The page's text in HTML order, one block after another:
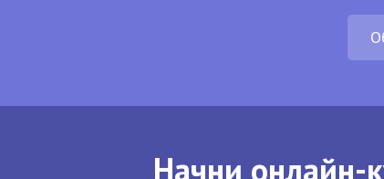
Начни онлайн-